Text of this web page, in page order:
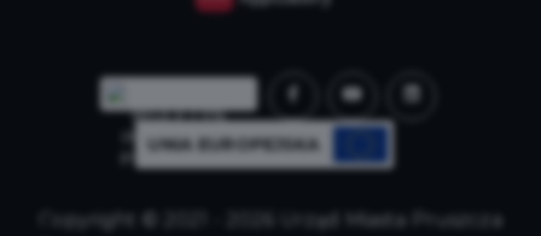
UNIA EUROPEJSKA
Copyright © 2021 - 2026 Urząd Miasta Pruszcza